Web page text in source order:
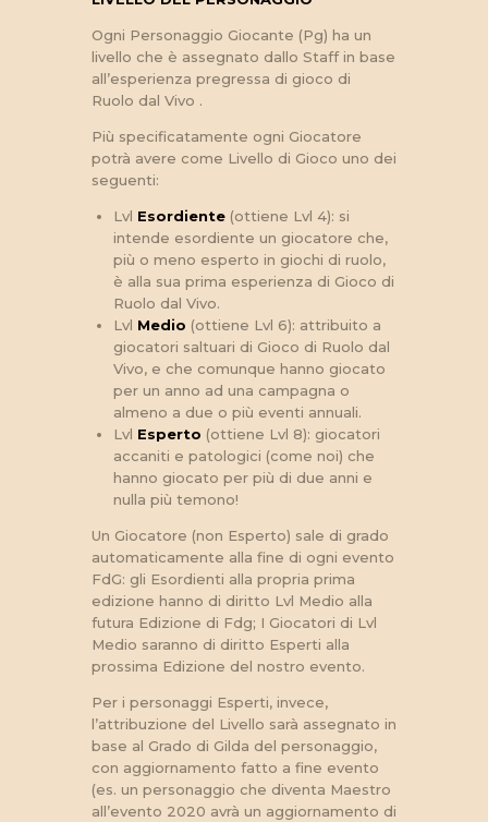
Ogni Personaggio Giocante (Pg) ha un
livello che è assegnato dallo Staff in base
all’esperienza pregressa di gioco di
Ruolo dal Vivo .
Più specificatamente ogni Giocatore
potrà avere come Livello di Gioco uno dei
seguenti:
Lvl Esordiente(ottiene Lvl 4): si
intende esordiente un giocatore che,
più o meno esperto in giochi di ruolo,
è alla sua prima esperienza di Gioco di
Ruolo dal Vivo.
Lvl Medio (ottiene Lvl 6): attribuito a
giocatori saltuari di Gioco di Ruolo dal
Vivo, e che comunque hanno giocato
per un anno ad una campagna o
almeno a due o più eventi annuali.
Lvl Esperto (ottiene Lvl 8): giocatori
accaniti e patologici (come noi) che
hanno giocato per più di due anni e
nulla più temono!
Un Giocatore (non Esperto) sale di grado
automaticamente alla fine di ogni evento
FdG: gli Esordienti alla propria prima
edizione hanno di diritto Lvl Medio alla
futura Edizione di Fdg; I Giocatori di Lvl
Medio saranno di diritto Esperti alla
prossima Edizione del nostro evento.
Per i personaggi Esperti, invece,
l’attribuzione del Livello sarà assegnato in
base al Grado di Gilda del personaggio,
con aggiornamento fatto a fine evento
(es. un personaggio che diventa Maestro
all’evento 2020 avrà un aggiornamento di